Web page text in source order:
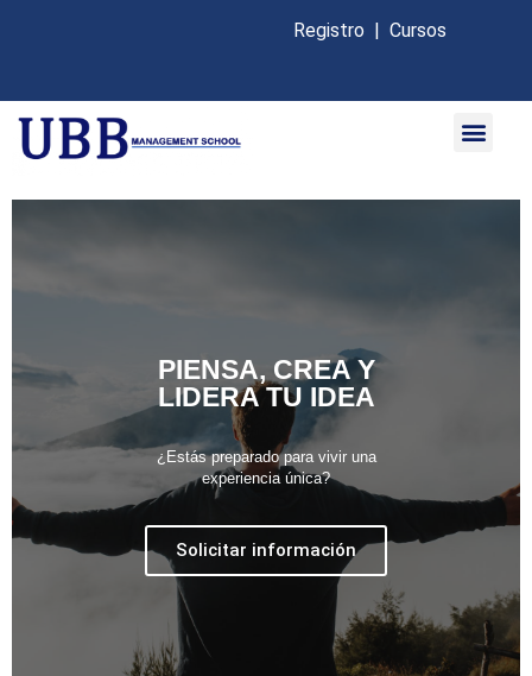
Registro |Cursos
PIENSA, CREA Y
LIDERA TU IDEA
¿Estás preparado para vivir una
experiencia única?
Solicitar información